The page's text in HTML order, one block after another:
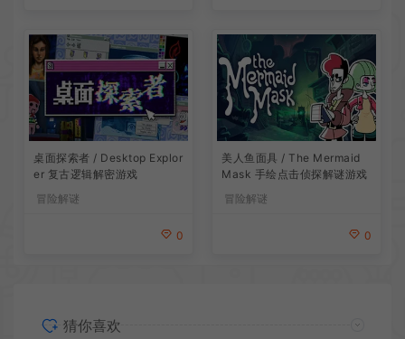
桌面探索者 / Desktop Explor
er 复古逻辑解密游戏
冒险解谜
0
美人鱼面具 / The Mermaid
Mask 手绘点击侦探解谜游戏
冒险解谜
0
猜你喜欢